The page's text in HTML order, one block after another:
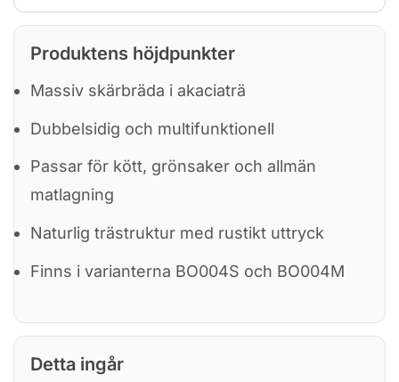
Produktens höjdpunkter
Massiv skärbräda i akaciaträ
Dubbelsidig och multifunktionell
Passar för kött, grönsaker och allmän
matlagning
Naturlig trästruktur med rustikt uttryck
Finns i varianterna BO004S och BO004M
Detta ingår